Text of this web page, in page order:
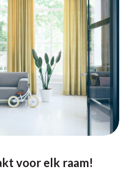
voor elk raam!